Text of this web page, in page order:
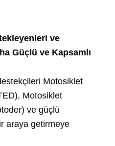
ve
Güçlü ve Kapsamlı
Motosiklet
Motosiklet
ve güçlü
araya getirmeye